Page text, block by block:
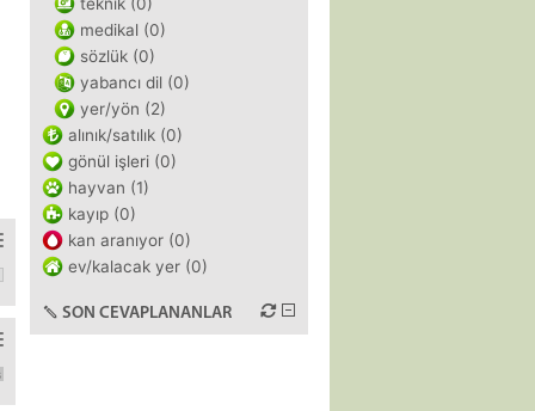
önce burcunu söyleyenler yükselen, ay burcundan devam
çok titriyor sağ elim. hatta böyle bi sinir sıkıntı basıyor
medikal (0)
sözlük (0)
yabancı dil (0)
yer/yön (2)
alınık/satılık (0)
gönül işleri (0)
hayvan (1)
kayıp (0)
kan aranıyor (0)
ev/kalacak yer (0)
SON CEVAPLANANLAR